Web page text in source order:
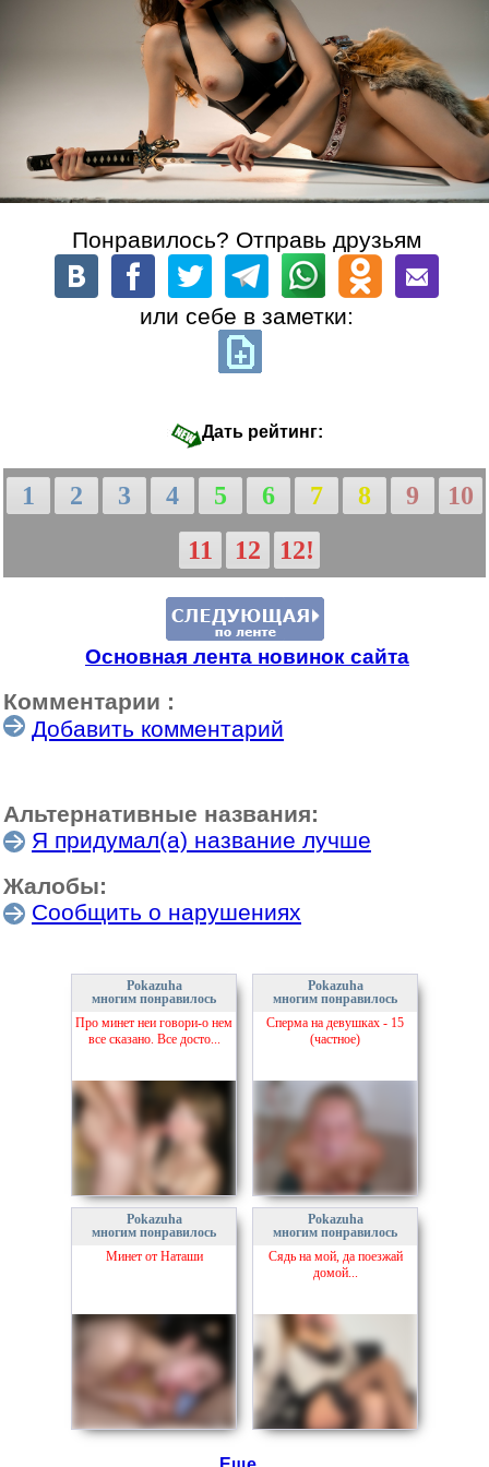
Понравилось? Отправь друзьям
или себе в заметки:
Дать рейтинг:
1 2 3 4 5 6 7 8 9
10
11
12 12!
Основная лента новинок сайта
Комментарии :
Добавить комментарий
Альтернативные названия:
Я придумал(а) название лучше
Жалобы:
Сообщить о нарушениях
Pokazuha
многим понравилось
Про минет неи говори-о нем
все сказано. Все досто...
Pokazuha
многим понравилось
Сперма на девушках - 15
(частное)
Pokazuha
многим понравилось
Минет от Наташи
Pokazuha
многим понравилось
Сядь на мой, да поезжай
домой...